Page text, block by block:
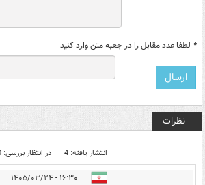
* لطفا عدد مقابل را در جعبه متن وارد کنید
نظرات
انتشار یافته: 4 در انتظار بررسی: 0
۱۶:۳۰ - ۱۴۰۵/۰۳/۲۴